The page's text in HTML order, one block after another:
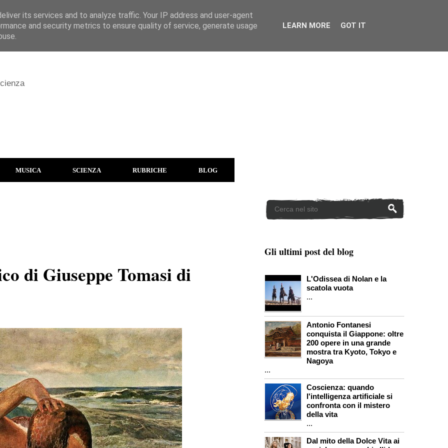
MUSICA SCIENZA RUBRICHE BLOG
di Giuseppe Tomasi di
Gli ultimi post del blog
L'Odissea di Nolan e la
scatola vuota
...
Antonio Fontanesi
conquista il Giappone: oltre
200 opere in una grande
mostra tra Kyoto, Tokyo e
Nagoya
...
Coscienza: quando
l'intelligenza artificiale si
confronta con il mistero
della vita
...
Dal mito della Dolce Vita ai
its services and to analyze traffic. Your IP address and user-agent
and security metrics to ensure quality of service, generate usage
LEARN MORE GOT IT